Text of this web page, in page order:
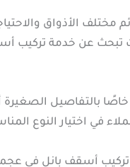
مختلف الأذواق
تبحث عن خدمة تركيب
بالتفاصيل الصغيرة
في اختيار النوع
أسقف بانل في